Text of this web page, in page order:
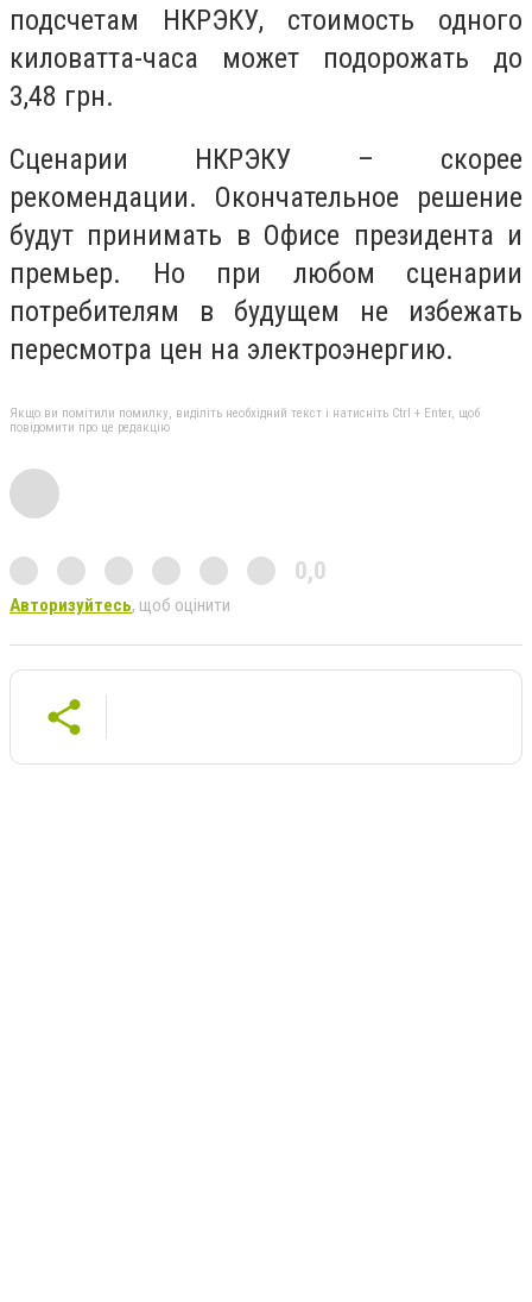
подсчетам НКРЭКУ, стоимость одного
киловатта-часа может подорожать до
3,48 грн.
Сценарии НКРЭКУ – скорее
рекомендации. Окончательное решение
будут принимать в Офисе президента и
премьер. Но при любом сценарии
потребителям в будущем не избежать
пересмотра цен на электроэнергию.
Якщо ви помітили помилку, виділіть необхідний текст і натисніть Ctrl + Enter, щоб
повідомити про це редакцію
0,0
Авторизуйтесь, щоб оцінити